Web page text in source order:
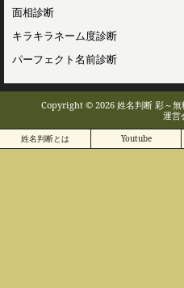
面相診断
キラキラネーム度診断
パーフェクト名前診断
Copyright © 2026 姓名判断 彩～
運営
姓名判断とは Youtube